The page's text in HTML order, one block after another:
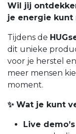
Wil jij
je energie kunt
Tijdens de
dit unieke
voor je herstel
meer mensen
moment.
✨ Wat je kunt
Live demo’s